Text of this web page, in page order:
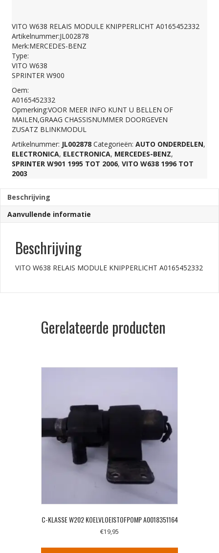
RELAIS
MODULE
KNIPPERLICHT
A0165452332
aantal
VITO W638 RELAIS MODULE KNIPPERLICHT A0165452332
Artikelnummer:JL002878
Merk:MERCEDES-BENZ
Type:
VITO W638
SPRINTER W900
Oem:
A0165452332
Opmerking:VOOR MEER INFO KUNT U BELLEN OF
MAILEN,GRAAG CHASSISNUMMER DOORGEVEN
ZUSATZ BLINKMODUL
Artikelnummer: JL002878 Categorieën: AUTO ONDERDELEN,
ELECTRONICA, ELECTRONICA, MERCEDES-BENZ,
SPRINTER W901 1995 TOT 2006, VITO W638 1996 TOT
2003
Beschrijving
Aanvullende informatie
Beschrijving
VITO W638 RELAIS MODULE KNIPPERLICHT A0165452332
Gerelateerde producten
C-KLASSE W202 KOELVLOEISTOFPOMP A0018351164
€19,95